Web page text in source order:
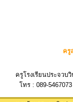
ครู
ครูโรงเรียนประจวบ
โทร : 089-